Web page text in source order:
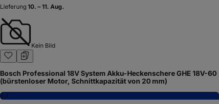
Lieferung 10. – 11. Aug.
Kein Bild
Bosch Professional 18V System Akku-Heckenschere GHE 18V-60
(bürstenloser Motor, Schnittkapazität von 20 mm)
8,4